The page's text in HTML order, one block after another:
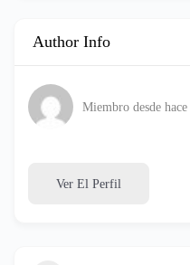
Author Info
Miembro desde hace
Ver El Perfil